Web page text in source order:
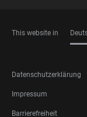
This website in
FOOTER
LEGAL
Datenschutzerklärung
Impressum
Barrierefreiheit